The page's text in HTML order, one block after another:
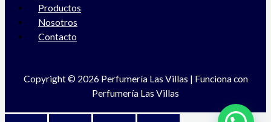
Productos
Nosotros
Contacto
Copyright © 2026 Perfumería Las Villas | Funciona con
Perfumería Las Villas